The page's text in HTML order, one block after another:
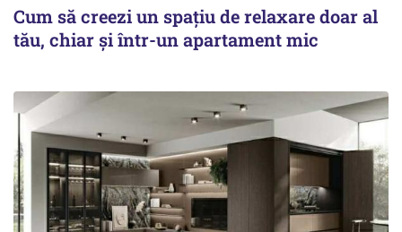
Cum să creezi un spațiu de relaxare doar al
tău, chiar și într-un apartament mic